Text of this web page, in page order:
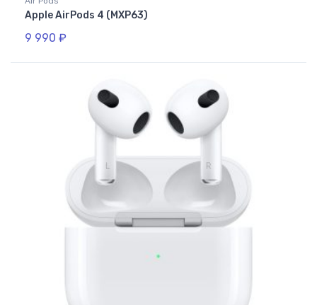
Apple AirPods 4 (MXP63)
9 990 ₽